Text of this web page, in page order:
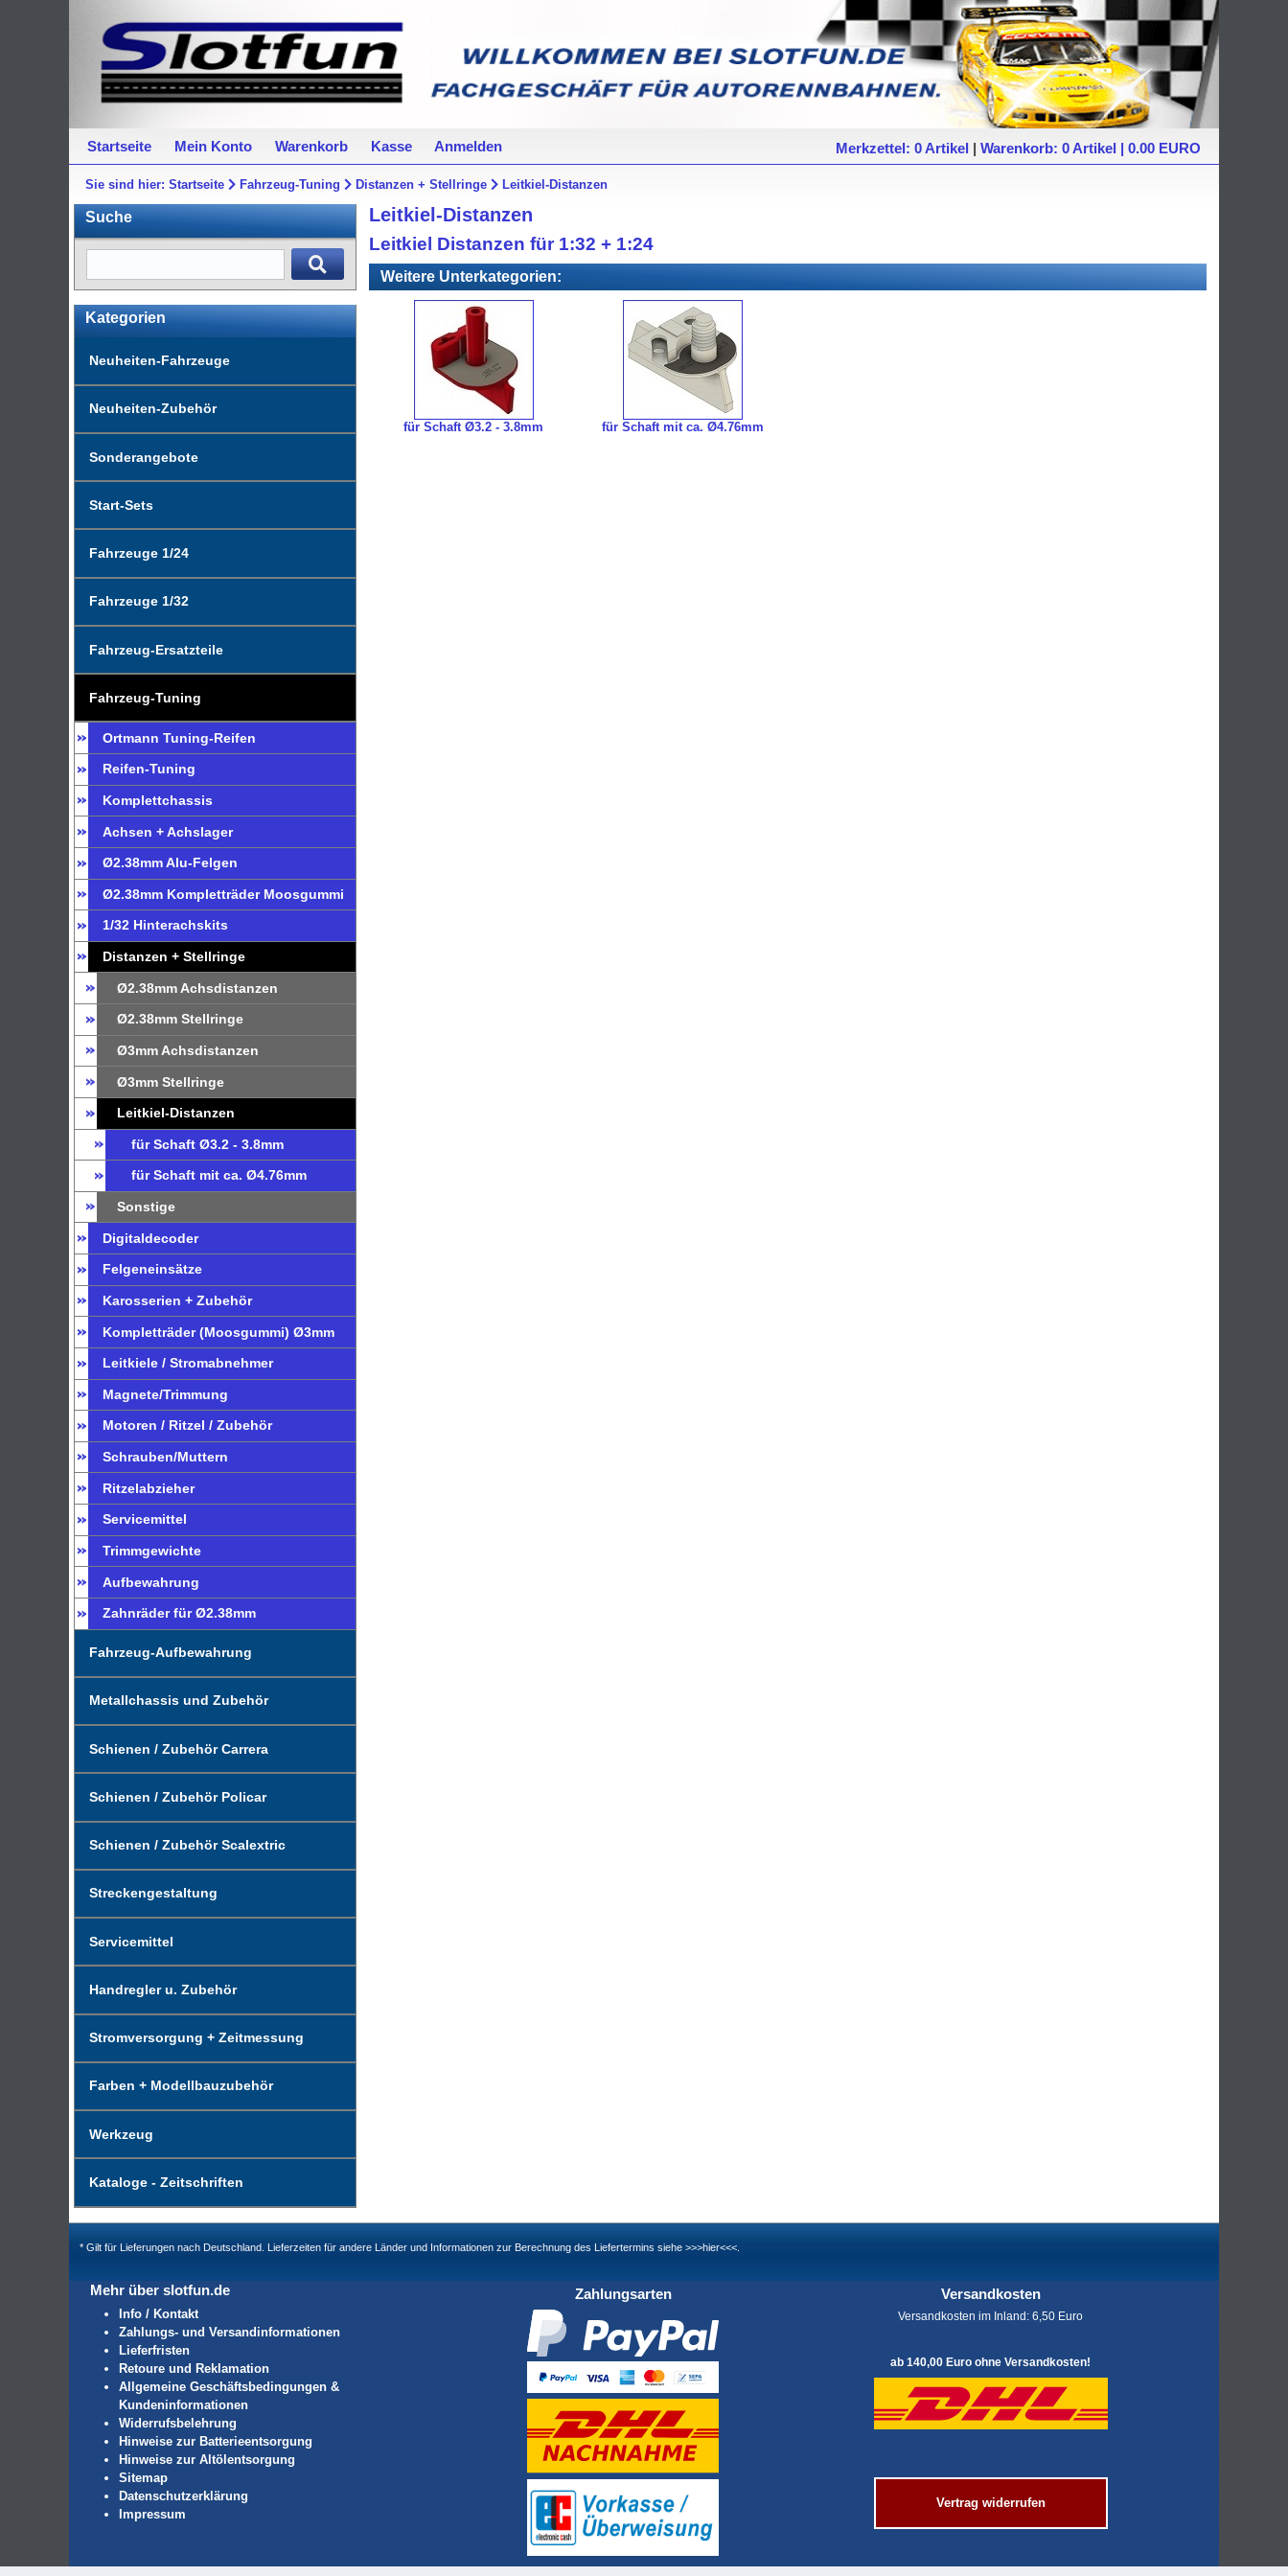
Startseite Mein Konto Warenkorb Kasse Anmelden Merkzettel: 0 Artikel | Warenkorb: 0 Artikel | 0.00 EURO
Sie sind hier:Startseite Fahrzeug-Tuning Distanzen + Stellringe Leitkiel-Distanzen
Suche
Kategorien
Neuheiten-Fahrzeuge
Neuheiten-Zubehör
Sonderangebote
Start-Sets
Fahrzeuge 1/24
Fahrzeuge 1/32
Fahrzeug-Ersatzteile
Fahrzeug-Tuning
Ortmann Tuning-Reifen
Reifen-Tuning
Komplettchassis
Achsen + Achslager
Ø2.38mm Alu-Felgen
Ø2.38mm Kompletträder Moosgummi
1/32 Hinterachskits
Distanzen + Stellringe
Ø2.38mm Achsdistanzen
Ø2.38mm Stellringe
Ø3mm Achsdistanzen
Ø3mm Stellringe
Leitkiel-Distanzen
für Schaft Ø3.2 - 3.8mm
für Schaft mit ca. Ø4.76mm
Sonstige
Digitaldecoder
Felgeneinsätze
Karosserien + Zubehör
Kompletträder (Moosgummi) Ø3mm
Leitkiele / Stromabnehmer
Magnete/Trimmung
Motoren / Ritzel / Zubehör
Schrauben/Muttern
Ritzelabzieher
Servicemittel
Trimmgewichte
Aufbewahrung
Zahnräder für Ø2.38mm
Fahrzeug-Aufbewahrung
Metallchassis und Zubehör
Schienen / Zubehör Carrera
Schienen / Zubehör Policar
Schienen / Zubehör Scalextric
Streckengestaltung
Servicemittel
Handregler u. Zubehör
Stromversorgung + Zeitmessung
Farben + Modellbauzubehör
Werkzeug
Kataloge - Zeitschriften
Leitkiel-Distanzen
Leitkiel Distanzen für 1:32 + 1:24
Weitere Unterkategorien:
für Schaft Ø3.2 - 3.8mm für Schaft mit ca. Ø4.76mm
* Gilt für Lieferungen nach Deutschland. Lieferzeiten für andere Länder und Informationen zur Berechnung des Liefertermins siehe >>>hier<<<.
Mehr über slotfun.de
Info / Kontakt
Zahlungs- und Versandinformationen
Lieferfristen
Retoure und Reklamation
Allgemeine Geschäftsbedingungen &
Kundeninformationen
Widerrufsbelehrung
Hinweise zur Batterieentsorgung
Hinweise zur Altölentsorgung
Sitemap
Datenschutzerklärung
Impressum
Zahlungsarten Versandkosten
Versandkosten im Inland: 6,50 Euro
ab 140,00 Euro ohne Versandkosten!
Vertrag widerrufen